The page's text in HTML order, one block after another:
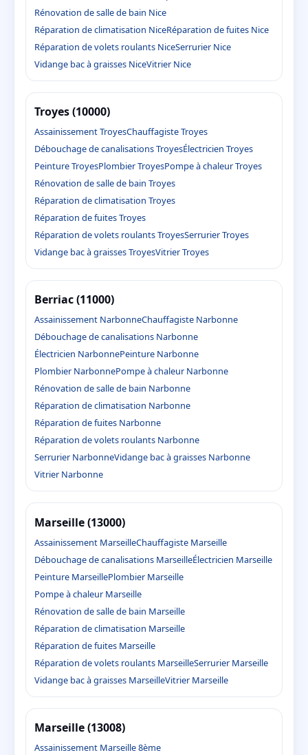
Rénovation de salle de bain Nice
Réparation de climatisation NiceRéparation de fuites Nice
Réparation de volets roulants NiceSerrurier Nice
Vidange bac à graisses NiceVitrier Nice
Troyes (10000)
Assainissement TroyesChauffagiste Troyes
Débouchage de canalisations TroyesÉlectricien Troyes
Peinture TroyesPlombier TroyesPompe à chaleur Troyes
Rénovation de salle de bain Troyes
Réparation de climatisation Troyes
Réparation de fuites Troyes
Réparation de volets roulants TroyesSerrurier Troyes
Vidange bac à graisses TroyesVitrier Troyes
Berriac (11000)
Assainissement NarbonneChauffagiste Narbonne
Débouchage de canalisations Narbonne
Électricien NarbonnePeinture Narbonne
Plombier NarbonnePompe à chaleur Narbonne
Rénovation de salle de bain Narbonne
Réparation de climatisation Narbonne
Réparation de fuites Narbonne
Réparation de volets roulants Narbonne
Serrurier NarbonneVidange bac à graisses Narbonne
Vitrier Narbonne
Marseille (13000)
Assainissement MarseilleChauffagiste Marseille
Débouchage de canalisations MarseilleÉlectricien Marseille
Peinture MarseillePlombier Marseille
Pompe à chaleur Marseille
Rénovation de salle de bain Marseille
Réparation de climatisation Marseille
Réparation de fuites Marseille
Réparation de volets roulants MarseilleSerrurier Marseille
Vidange bac à graisses MarseilleVitrier Marseille
Marseille (13008)
Assainissement Marseille 8ème